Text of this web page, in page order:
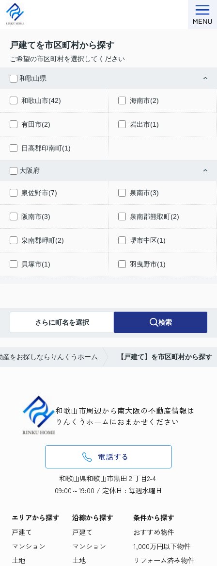
戸建てを市区町村から探す
ご希望の市区町村を選択してください
和歌山県
和歌山市(42) 海南市(2)
有田市(2) 岩出市(1)
日高郡印南町(1)
大阪府
泉佐野市(7) 泉南市(3)
阪南市(3) 泉南郡熊取町(2)
泉南郡岬町(2) 堺市中区(1)
貝塚市(1) 羽曳野市(1)
さらに町名を選択 検索
産をお探しならりんくうホーム 【戸建て】を市区町村から探す
和歌山市周辺から南大阪の不動産情報は
りんくうホームにおまかせください
電話する
和歌山県和歌山市黒田２丁目2-4
09:00～19:00 / 定休日 : 毎週水曜日
エリアから探す
戸建て
マンション
土地
沿線から探す
戸建て
マンション
土地
条件から探す
おすすめ物件
1,000万円以下物件
リフォーム済み物件